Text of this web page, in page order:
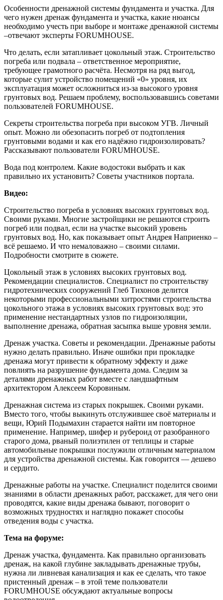
Особенности дренажной системы фундамента и участка. Для
чего нужен дренаж фундамента и участка, какие нюансы
необходимо учесть при выборе и монтаже дренажной системы
–отвечают эксперты FORUMHOUSE.
Что делать, если затапливает цокольный этаж. Строительство
погреба или подвала – ответственное мероприятие,
требующее грамотного расчёта. Несмотря на ряд выгод,
которые сулит устройство помещений «0» уровня, их
эксплуатация может осложниться из-за высокого уровня
грунтовых вод. Решаем проблему, воспользовавшись советами
пользователей FORUMHOUSE.
Секреты строительства погреба при высоком УГВ. Личный
опыт. Можно ли обезопасить погреб от подтопления
грунтовыми водами и как его надёжно гидроизолировать?
Рассказывают пользователи FORUMHOUSE.
Вода под контролем. Какие водостоки выбрать и как
правильно их установить? Советы участников портала.
Видео:
Строительство погреба в условиях высоких грунтовых вод.
Своими руками. Многие застройщики не решаются строить
погреб или подвал, если на участке высокий уровень
грунтовых вод. Но, как показывает опыт Андрея Наприенко –
всё решаемо. И что немаловажно – своими силами.
Подробности смотрите в сюжете.
Цокольный этаж в условиях высоких грунтовых вод.
Рекомендации специалистов. Специалист по строительству
гидротехнических сооружений Глеб Тихонов делится
некоторыми профессиональными хитростями строительства
цокольного этажа в условиях высоких грунтовых вод: это
применение нестандартных узлов по гидроизоляции,
выполнение дренажа, обратная засыпка выше уровня земли.
Дренаж участка. Советы и рекомендации. Дренажные работы
нужно делать правильно. Иначе ошибки при прокладке
дренажа могут привести к обратному эффекту и даже
повлиять на разрушение фундамента дома. Следим за
деталями дренажных работ вместе с ландшафтным
архитектором Алексеем Коровиным.
Дренажная система из старых покрышек. Своими руками.
Вместо того, чтобы выкинуть отслужившее своё материалы и
вещи, Юрий Подымахин старается найти им повторное
применение. Например, шифер и рубероид от разобранного
старого дома, рваный полиэтилен от теплицы и старые
автомобильные покрышки послужили отличным материалом
для устройства дренажной системы. Как говорится — дешево
и сердито.
Дренажные работы на участке. Специалист поделится своими
знаниями в области дренажных работ, расскажет, для чего они
проводятся, какие виды дренажа бывают, поговорит о
возможных трудностях и наглядно покажет способы
отведения воды с участка.
Тема на форуме:
Дренаж участка, фундамента. Как правильно организовать
дренаж, на какой глубине закладывать дренажные трубы,
нужна ли ливневая канализация и как ее сделать, что такое
пристенный дренаж – в этой теме пользователи
FORUMHOUSE обсуждают актуальные вопросы